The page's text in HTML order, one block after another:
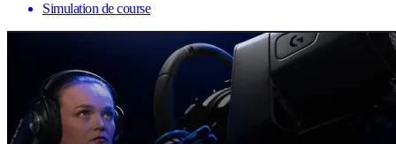
Simulation de course